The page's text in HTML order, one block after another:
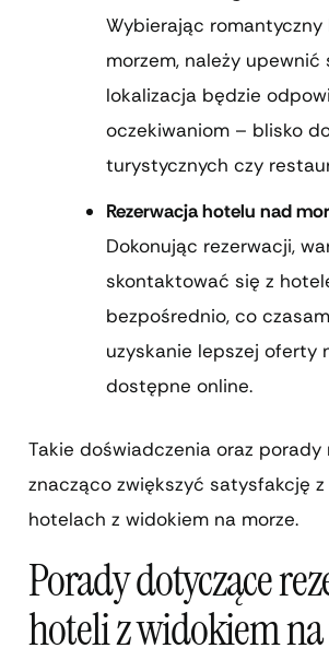
Wybierając
morzem, należy upewnić
lokalizacja będzie
oczekiwaniom – blisko
turystycznych czy
Rezerwacja hotelu nad
Dokonując rezerwacji,
skontaktować się z
bezpośrednio, co
uzyskanie lepszej oferty
dostępne online.
Takie doświadczenia oraz porady
znacząco zwiększyć satysfakcję
hotelach z widokiem na morze.
Porady dotyczące
hoteli z widokiem